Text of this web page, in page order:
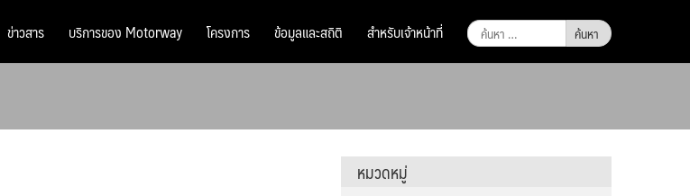
ค้นหา
สำหรับ:
ข่าวสาร บริการของ Motorway โครงการ ข้อมูลและสถิติ สำหรับเจ้าหน้าที่
หมวดหมู่